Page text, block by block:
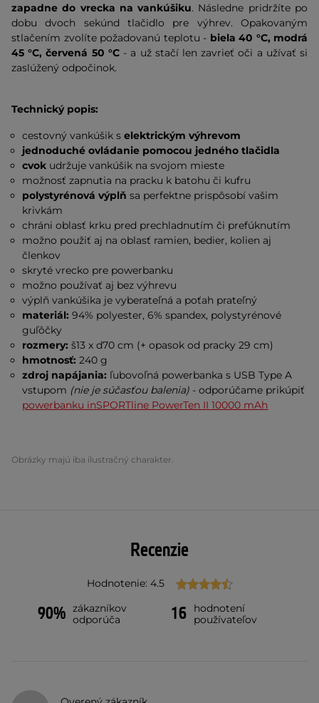
zapadne do vrecka na vankúšiku. Následne pridržíte po
dobu dvoch sekúnd tlačidlo pre výhrev. Opakovaným
stlačením zvolíte požadovanú teplotu - biela 40 °C, modrá
45 °C, červená 50 °C- a už stačí len zavrieť oči a užívať si
zaslúžený odpočinok.
Technický popis:
cestovný vankúšik selektrickým výhrevom
jednoduché ovládanie pomocou jedného tlačidla
cvok udržuje vankúšik na svojom mieste
možnosť zapnutia na pracku k batohu či kufru
polystyrénová výplň sa perfektne prispôsobí vašim
krivkám
chráni oblasť krku pred prechladnutím či prefúknutím
možno použiť aj na oblasť ramien, bedier, kolien aj
členkov
skryté vrecko pre powerbanku
možno používať aj bez výhrevu
výplň vankúšika je vyberateľná a poťah prateľný
materiál: 94% polyester, 6% spandex, polystyrénové
guľôčky
rozmery: š13 x d70 cm (+ opasok od pracky 29 cm)
hmotnosť: 240 g
zdroj napájania: ľubovoľná powerbanka s USB Type A
vstupom (nie je súčasťou balenia) - odporúčame prikúpiť
powerbanku inSPORTline PowerTen II 10000 mAh
Obrázky majú iba ilustračný charakter.
Recenzie
Hodnotenie: 4.5
90% zákazníkov
odporúča
16
hodnotení
používateľov